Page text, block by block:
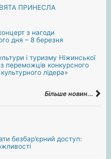
ПРИНЕСЛА
з нагоди
дня – 8 березня
і туризму Ніжинської
переможців конкурсного
лідера»
Більше новин...
безбар’єрний доступ: